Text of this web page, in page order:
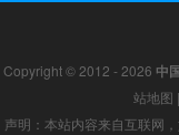
Copyright © 2012 - 2026 中
站地图 |
声明：本站内容来自互联网